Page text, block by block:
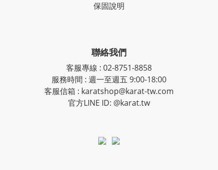
保固說明
聯絡我們
客服專線 : 02-8751-8858
服務時間 : 週一至週五 9:00-18:00
客服信箱 : karatshop@karat-tw.com
官方LINE ID: @karat.tw